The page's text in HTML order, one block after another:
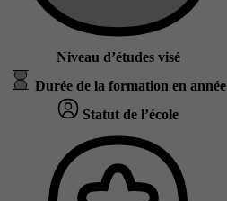
Niveau d’études visé
Durée de la formation en année
Statut de l’école